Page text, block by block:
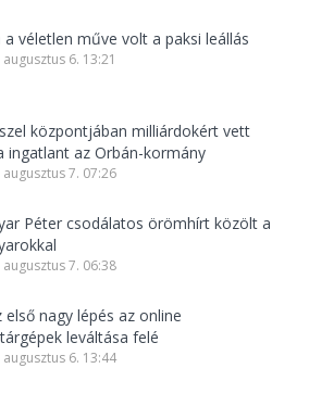
a véletlen műve volt a paksi leállás
6. 13:21
központjában milliárdokért vett
ingatlant az Orbán-kormány
augusztus 7. 07:26
Péter csodálatos örömhírt közölt a
augusztus 7. 06:38
első nagy lépés az online
leváltása felé
augusztus 6. 13:44